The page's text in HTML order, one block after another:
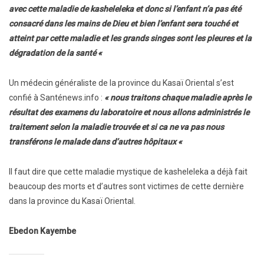
avec cette maladie de kasheleleka et donc si l’enfant n’a pas été
consacré dans les mains de Dieu et bien l’enfant sera touché et
atteint par cette maladie et les grands singes sont les pleures et la
dégradation de la santé «
Un médecin généraliste de la province du Kasaï Oriental s’est
confié à Santénews.info : « nous traitons chaque maladie après le
résultat des examens du laboratoire et nous allons administrés le
traitement selon la maladie trouvée et si ca ne va pas nous
transférons le malade dans d’autres hôpitaux «
Il faut dire que cette maladie mystique de kasheleleka a déjà fait
beaucoup des morts et d’autres sont victimes de cette dernière
dans la province du Kasaï Oriental.
Ebedon Kayembe